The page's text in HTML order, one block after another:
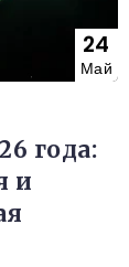
24
Май
года:
и